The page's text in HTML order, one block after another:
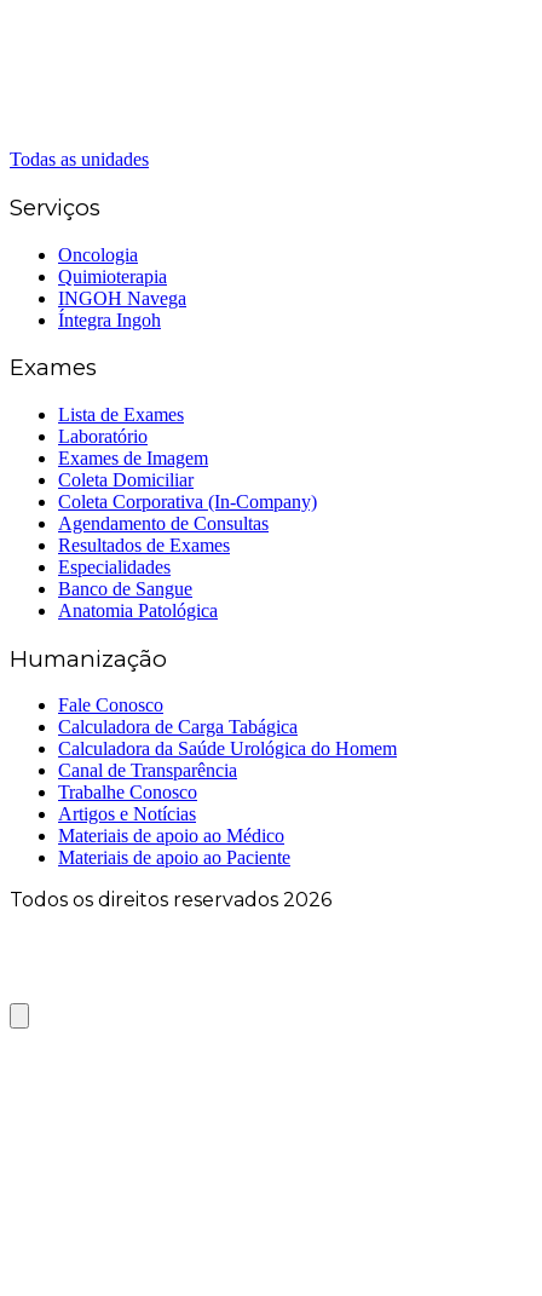
Todas as unidades
Serviços
Oncologia
Quimioterapia
INGOH Navega
Íntegra Ingoh
Exames
Lista de Exames
Laboratório
Exames de Imagem
Coleta Domiciliar
Coleta Corporativa (In-Company)
Agendamento de Consultas
Resultados de Exames
Especialidades
Banco de Sangue
Anatomia Patológica
Humanização
Fale Conosco
Calculadora de Carga Tabágica
Calculadora da Saúde Urológica do Homem
Canal de Transparência
Trabalhe Conosco
Artigos e Notícias
Materiais de apoio ao Médico
Materiais de apoio ao Paciente
Todos os direitos reservados 2026